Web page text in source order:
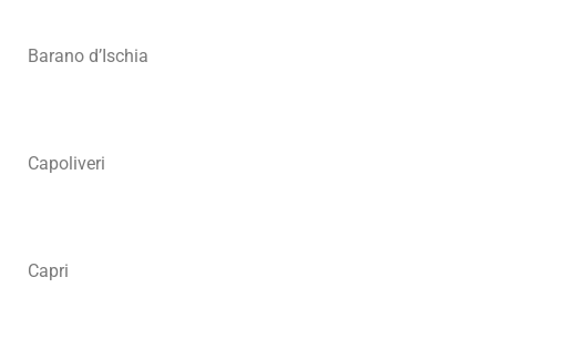
Barano d’Ischia
Capoliveri
Capri